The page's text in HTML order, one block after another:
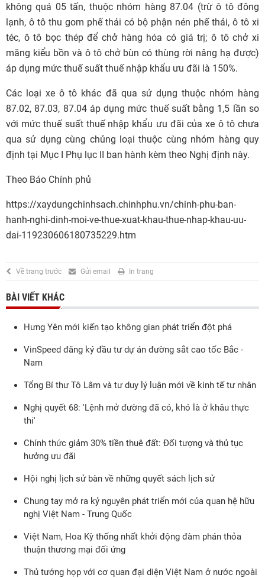
không quá 05 tấn, thuộc nhóm hàng 87.04 (trừ ô tô đông
lạnh, ô tô thu gom phế thải có bộ phận nén phế thải, ô tô xi
téc, ô tô bọc thép để chở hàng hóa có giá trị; ô tô chở xi
măng kiểu bồn và ô tô chở bùn có thùng rời nâng hạ được)
áp dụng mức thuế suất thuế nhập khẩu ưu đãi là 150%.
Các loại xe ô tô khác đã qua sử dụng thuộc nhóm hàng
87.02, 87.03, 87.04 áp dụng mức thuế suất bằng 1,5 lần so
với mức thuế suất thuế nhập khẩu ưu đãi của xe ô tô chưa
qua sử dụng cùng chủng loại thuộc cùng nhóm hàng quy
định tại Mục I Phụ lục II ban hành kèm theo Nghị định này.
Theo Báo Chính phủ
https://xaydungchinhsach.chinhphu.vn/chinh-phu-ban-
hanh-nghi-dinh-moi-ve-thue-xuat-khau-thue-nhap-khau-uu-
dai-119230606180735229.htm
Về trang trước Gửi email In trang
BÀI VIẾT KHÁC
Hưng Yên mới kiến tạo không gian phát triển đột phá
VinSpeed đăng ký đầu tư dự án đường sắt cao tốc Bắc -
Nam
Tổng Bí thư Tô Lâm và tư duy lý luận mới về kinh tế tư nhân
Nghị quyết 68: 'Lệnh mở đường đã có, khó là ở khâu thực
thi'
Chính thức giảm 30% tiền thuê đất: Đối tượng và thủ tục
hưởng ưu đãi
Hội nghị lịch sử bàn về những quyết sách lịch sử
Chung tay mở ra kỷ nguyên phát triển mới của quan hệ hữu
nghị Việt Nam - Trung Quốc
Việt Nam, Hoa Kỳ thống nhất khởi động đàm phán thỏa
thuận thương mại đối ứng
Thủ tướng họp với cơ quan đại diện Việt Nam ở nước ngoài